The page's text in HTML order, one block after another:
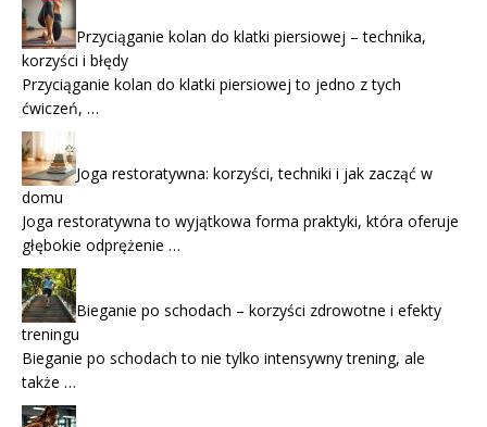
Przyciąganie kolan do klatki piersiowej – technika,
korzyści i błędy
Przyciąganie kolan do klatki piersiowej to jedno z tych
ćwiczeń, …
Joga restoratywna: korzyści, techniki i jak zacząć w
domu
Joga restoratywna to wyjątkowa forma praktyki, która oferuje
głębokie odprężenie …
Bieganie po schodach – korzyści zdrowotne i efekty
treningu
Bieganie po schodach to nie tylko intensywny trening, ale
także …